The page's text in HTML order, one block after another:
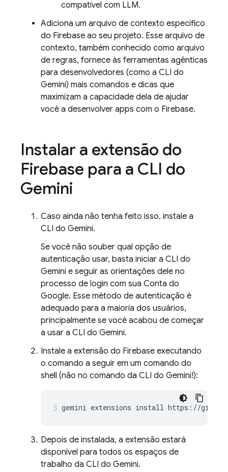
compatível com LLM.
Adiciona um arquivo de contexto específico
do Firebase ao seu projeto. Esse arquivo de
contexto, também conhecido como arquivo
de regras, fornece às ferramentas agênticas
para desenvolvedores (como a CLI do
Gemini) mais comandos e dicas que
maximizam a capacidade dela de ajudar
você a desenvolver apps com o Firebase.
Instalar a extensão do
Firebase para a CLI do
Gemini
Caso ainda não tenha feito isso, instale a
CLI do Gemini.
Se você não souber qual opção de
autenticação usar, basta iniciar a CLI do
Gemini e seguir as orientações dele no
processo de login com sua Conta do
Google. Esse método de autenticação é
adequado para a maioria dos usuários,
principalmente se você acabou de começar
a usar a CLI do Gemini.
Instale a extensão do Firebase executando
o comando a seguir em um comando do
shell (não no comando da CLI do Gemini!):
gemini extensions install https://
Depois de instalada, a extensão estará
disponível para todos os espaços de
trabalho da CLI do Gemini.